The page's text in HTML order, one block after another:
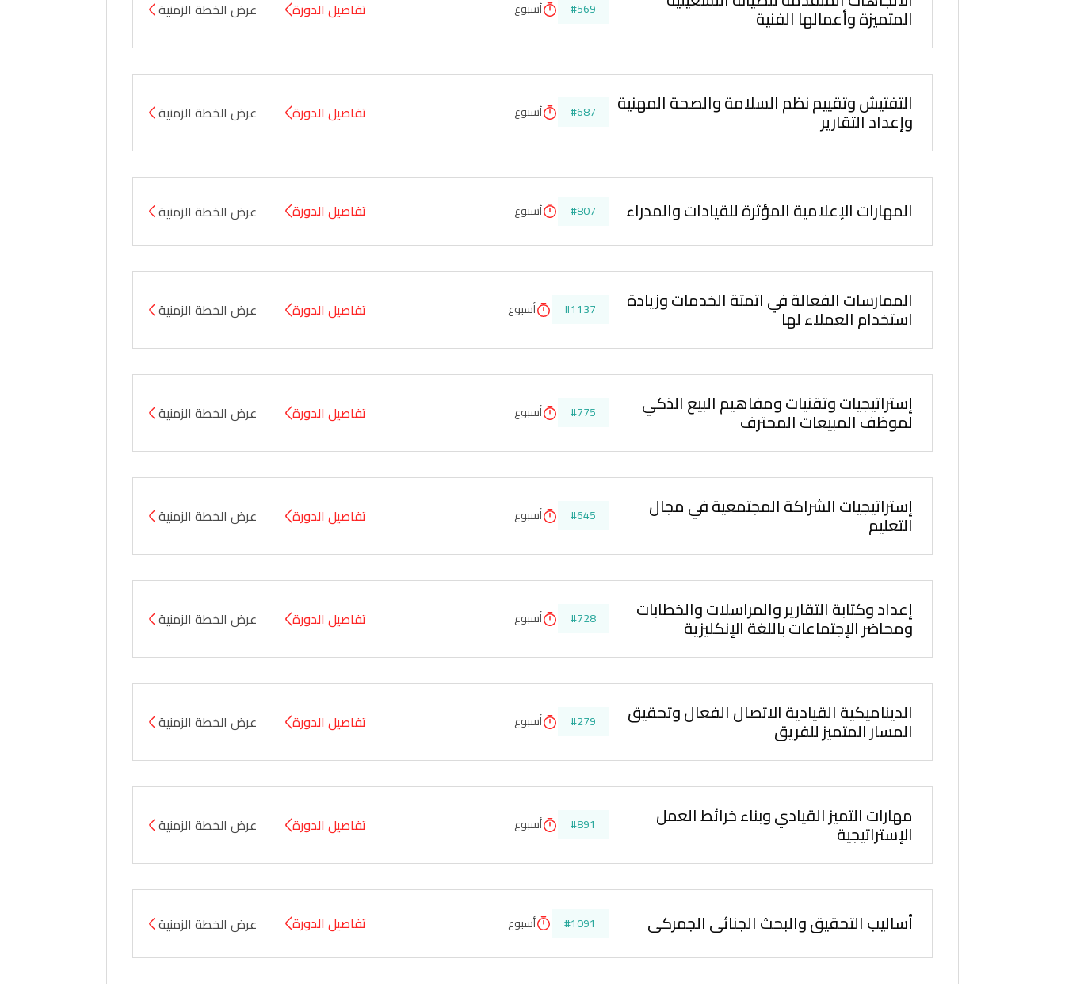
المتميزة وأعمالها الفنية #569 أسبوع تفاصيل الدورة عرض الخطة الزمنية
التفتيش وتقييم نظم السلامة والصحة المهنية
وإعداد التقارير #687 أسبوع تفاصيل الدورة عرض الخطة الزمنية
المهارات الإعلامية المؤثرة للقيادات والمدراء #807 أسبوع تفاصيل الدورة عرض الخطة الزمنية
الممارسات الفعالة في اتمتة الخدمات وزيادة
استخدام العملاء لها #1137 أسبوع تفاصيل الدورة عرض الخطة الزمنية
إستراتيجيات وتقنيات ومفاهيم البيع الذكي
لموظف المبيعات المحترف #775 أسبوع تفاصيل الدورة عرض الخطة الزمنية
إستراتيجيات الشراكة المجتمعية في مجال
التعليم #645 أسبوع تفاصيل الدورة عرض الخطة الزمنية
إعداد وكتابة التقارير والمراسلات والخطابات
ومحاضر الإجتماعات باللغة الإنكليزية #728 أسبوع تفاصيل الدورة عرض الخطة الزمنية
الديناميكية القيادية الاتصال الفعال وتحقيق
المسار المتميز للفريق #279 أسبوع تفاصيل الدورة عرض الخطة الزمنية
مهارات التميز القيادي وبناء خرائط العمل
الإستراتيجية #891 أسبوع تفاصيل الدورة عرض الخطة الزمنية
أساليب التحقيق والبحث الجنائي الجمركي #1091 أسبوع تفاصيل الدورة عرض الخطة الزمنية